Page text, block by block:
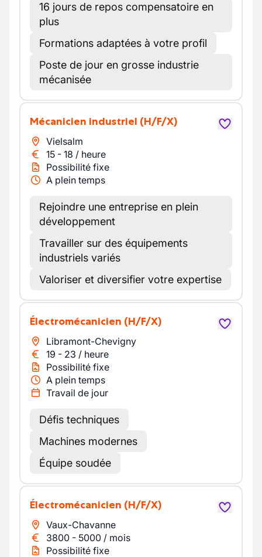
16 jours de repos compensatoire en
plus
Formations adaptées à votre profil
Poste de jour en grosse industrie
mécanisée
Mécanicien industriel (H/F/X)
Vielsalm
15 - 18 / heure
Possibilité fixe
A plein temps
Rejoindre une entreprise en plein
développement
Travailler sur des équipements
industriels variés
Valoriser et diversifier votre expertise
Électromécanicien (H/F/X)
Libramont-Chevigny
19 - 23 / heure
Possibilité fixe
A plein temps
Travail de jour
Défis techniques
Machines modernes
Équipe soudée
Électromécanicien (H/F/X)
Vaux-Chavanne
3800 - 5000 / mois
Possibilité fixe